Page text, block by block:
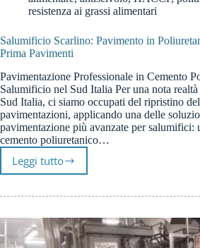
resistenza ai grassi alimentari
Salumificio Scarlino: Pavimento in
Prima Pavimenti
Pavimentazione Professionale in Cemento
Salumificio nel Sud Italia Per una nota
Sud Italia, ci siamo occupati del ripristino
pavimentazioni, applicando una delle
pavimentazione più avanzate per salumifici:
cemento poliuretanico…
Leggi tuttoSalumificio
Pavimento
Poliuretano
Cemento